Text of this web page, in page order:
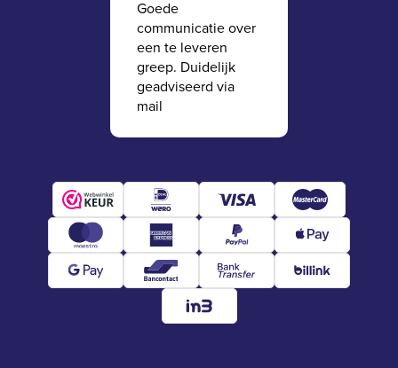
Goede
communicatie over
een te leveren
greep. Duidelijk
geadviseerd via
mail